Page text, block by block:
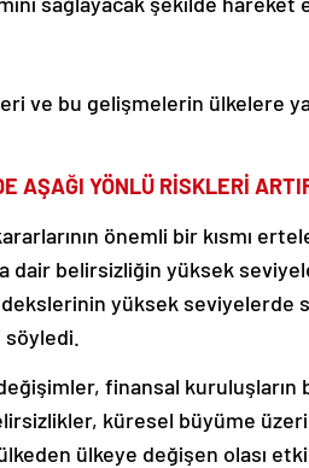
ve bu gelişmelerin ülkelere
AŞAĞI YÖNLÜ RİSKLERİ
önemli bir kısmı
dair belirsizliğin yüksek
yüksek seviyelerde
söyledi.
finansal kuruluşların
küresel büyüme
ülkeye değişen olası